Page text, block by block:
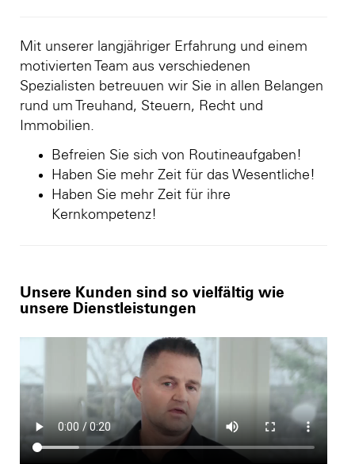
Mit unserer langjähriger Erfahrung und einem
motivierten Team aus verschiedenen
Spezialisten betreuuen wir Sie in allen Belangen
rund um Treuhand, Steuern, Recht und
Immobilien.
Befreien Sie sich von Routineaufgaben!
Haben Sie mehr Zeit für das Wesentliche!
Haben Sie mehr Zeit für ihre
Kernkompetenz!
Unsere Kunden sind so vielfältig wie
unsere Dienstleistungen